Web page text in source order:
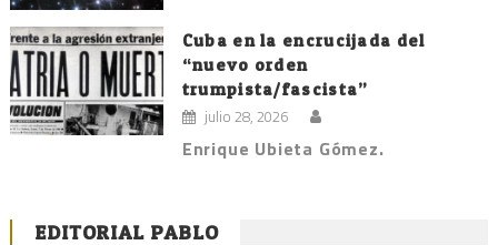
Cuba en la encrucijada del
“nuevo orden
trumpista/fascista”
julio 28, 2026
Enrique Ubieta Gómez.
EDITORIAL PABLO